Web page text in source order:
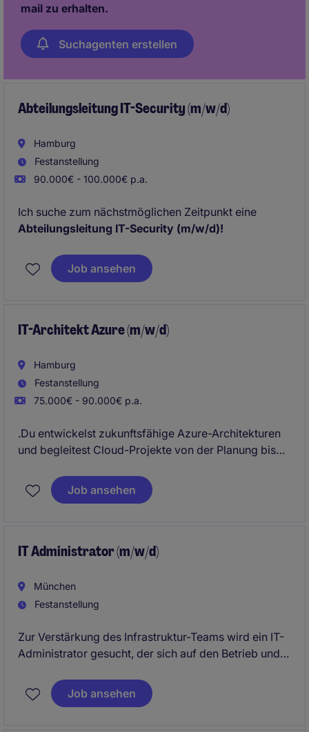
mail zu erhalten.
Suchagenten erstellen
Abteilungsleitung IT-Security (m/w/d)
Hamburg
Festanstellung
90.000€ - 100.000€ p.a.
Ich suche zum nächstmöglichen Zeitpunkt eine
Abteilungsleitung IT-Security (m/w/d)!
Job ansehen
IT-Architekt Azure (m/w/d)
Hamburg
Festanstellung
75.000€ - 90.000€ p.a.
.Du entwickelst zukunftsfähige Azure-Architekturen
und begleitest Cloud-Projekte von der Planung bis
unterschiedlichen Fachbereichen zusammen.
Job ansehen
IT Administrator (m/w/d)
München
Festanstellung
Zur Verstärkung des Infrastruktur-Teams wird ein IT-
Administrator gesucht, der sich auf den Betrieb und
Virtualisierungs- und Data-Center-Umgebungen
konzentriert.
Job ansehen